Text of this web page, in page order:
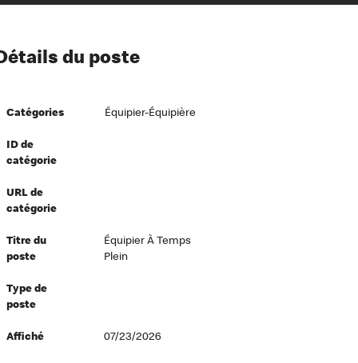
à l’égard de nos employés
directeurs
équité et inclusion
au travail
du poste
Catégories Équipier-Équipière
ID de
catégorie
URL de
catégorie
Titre du
poste
Équipier À Temps
Plein
Type de
poste
Affiché 07/23/2026